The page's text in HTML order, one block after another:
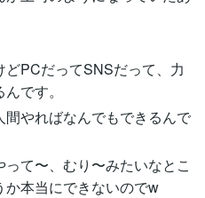
PCだってSNSだって、力
です。
やればなんでもできるんで
て〜、むり〜みたいなとこ
本当にできないのでw